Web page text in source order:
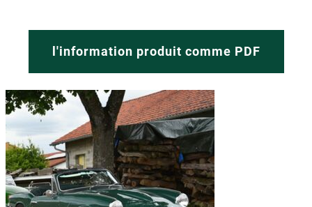
l'information produit comme PDF